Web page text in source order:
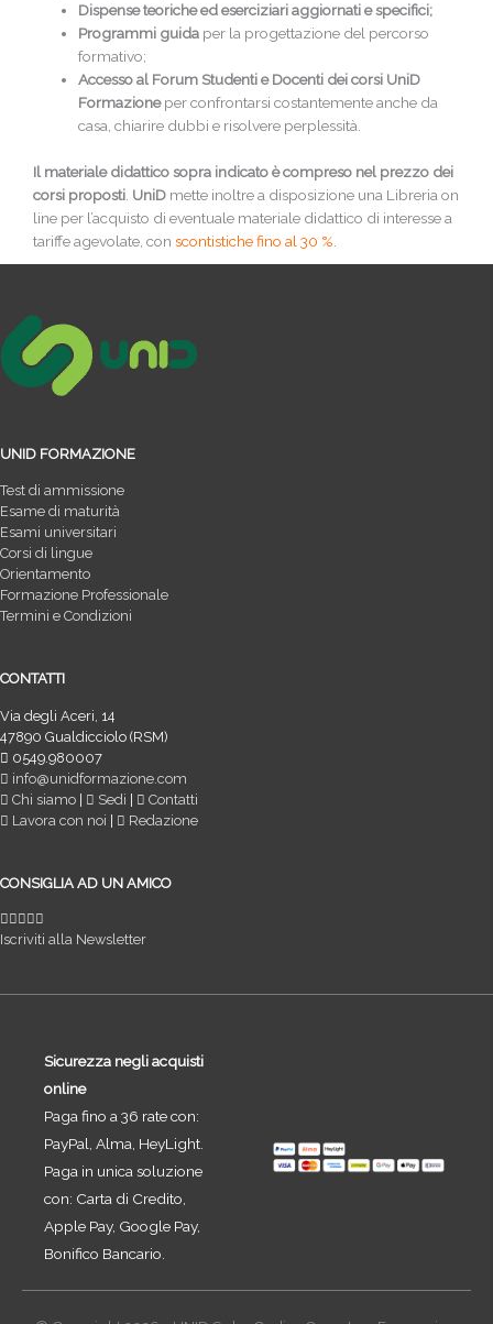
Dispense teoriche ed eserciziari aggiornati e specifici;
Programmi guida per la progettazione del percorso
formativo;
Accessoal Forum Studenti e Docenti dei corsi UniD
Formazioneper confrontarsi costantemente anche da
casa, chiarire dubbi e risolvere perplessità.
Il materiale didattico sopra indicato è compreso nel prezzo dei
corsi proposti UniD mette inoltre a disposizione una Libreria on
line per l’acquisto di eventuale materiale didattico di interesse a
tariffe agevolate, con scontistiche fino al 30 %
UNID FORMAZIONE
Test di ammissione
Esame di maturità
Esami universitari
Corsi di lingue
Orientamento
Formazione Professionale
Termini e Condizioni
CONTATTI
Via degli Aceri, 14
47890 Gualdicciolo (RSM)
0549.980007
info@unidformazione.com
Chi siamo
Sedi
Contatti
Lavora con noi
Redazione
CONSIGLIA AD UN AMICO
Iscriviti alla Newsletter
Sicurezza negli acquisti
online
Paga fino a 36 rate con:
PayPal, Alma, HeyLight.
Paga in unica soluzione
con: Carta di Credito,
Apple Pay, Google Pay,
Bonifico Bancario.